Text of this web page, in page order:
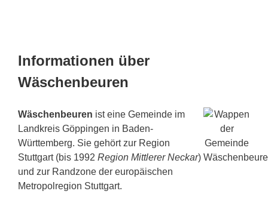
Informationen über
Wäschenbeuren
Wäschenbeuren ist eine Gemeinde im
Landkreis Göppingen in Baden-
Württemberg. Sie gehört zur Region
Stuttgart (bis 1992 Region Mittlerer Neckar)
und zur Randzone der europäischen
Metropolregion Stuttgart.